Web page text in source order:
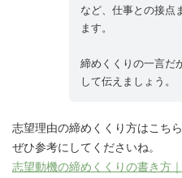
など、仕事との接点
ます。
締めくくりの一言だ
して伝えましょう。
志望理由の締めくくり方はこち
ぜひ参考にしてくださいね。
志望動機の締めくくりの書き方